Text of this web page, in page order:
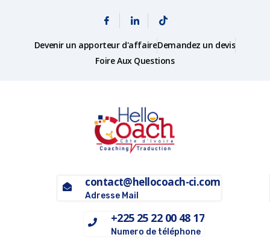
Devenir un apporteur d'affaireDemandez un devis
Foire Aux Questions
contact@hellocoach-ci.com
Adresse Mail
+225 25 22 00 48 17
Numero de téléphone